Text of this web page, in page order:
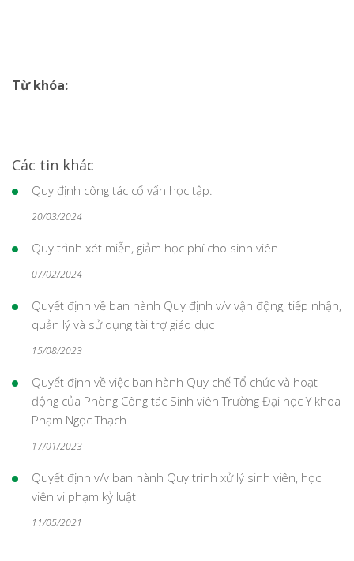
Từ khóa:
Các tin khác
Quy định công tác cố vấn học tập.
20/03/2024
Quy trình xét miễn, giảm học phí cho sinh viên
07/02/2024
Quyết định về ban hành Quy định v/v vận động, tiếp nhận,
quản lý và sử dụng tài trợ giáo dục
15/08/2023
Quyết định về việc ban hành Quy chế Tổ chức và hoạt
động của Phòng Công tác Sinh viên Trường Đại học Y khoa
Phạm Ngọc Thạch
17/01/2023
Quyết định v/v ban hành Quy trình xử lý sinh viên, học
viên vi phạm kỷ luật
11/05/2021